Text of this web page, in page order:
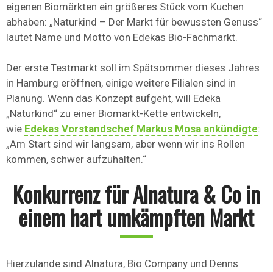
eigenen Biomärkten ein größeres Stück vom Kuchen
abhaben: „Naturkind – Der Markt für bewussten Genuss“
lautet Name und Motto von Edekas Bio-Fachmarkt.
Der erste Testmarkt soll im Spätsommer dieses Jahres
in Hamburg eröffnen, einige weitere Filialen sind in
Planung. Wenn das Konzept aufgeht, will Edeka
„Naturkind“ zu einer Biomarkt-Kette entwickeln,
wie Edekas Vorstandschef Markus Mosa ankündigte:
„Am Start sind wir langsam, aber wenn wir ins Rollen
kommen, schwer aufzuhalten.“
Konkurrenz für Alnatura & Co in
einem hart umkämpften Markt
Hierzulande sind Alnatura, Bio Company und Denns